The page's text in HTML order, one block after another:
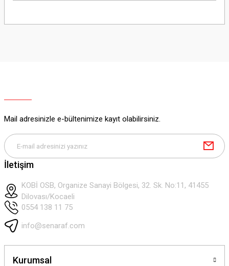
Gönder
Mail adresinizle e-bültenimize kayıt olabilirsiniz.
İletişim
KOBİ OSB, Organize Sanayi Bölgesi, 32. Sk. No:11, 41455
Dilovası/Kocaeli
0554 138 11 75
info@senaraf.com
Kurumsal